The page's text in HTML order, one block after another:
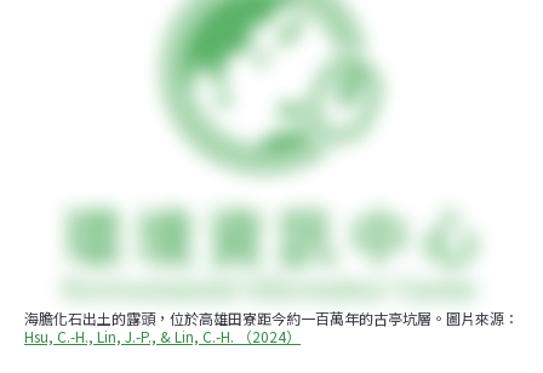
海膽化石出土的露頭，位於高雄田寮距今約一百萬年的古亭坑層。圖片來源：
Hsu, C.-H., Lin, J.-P., & Lin, C.-H. （2024）